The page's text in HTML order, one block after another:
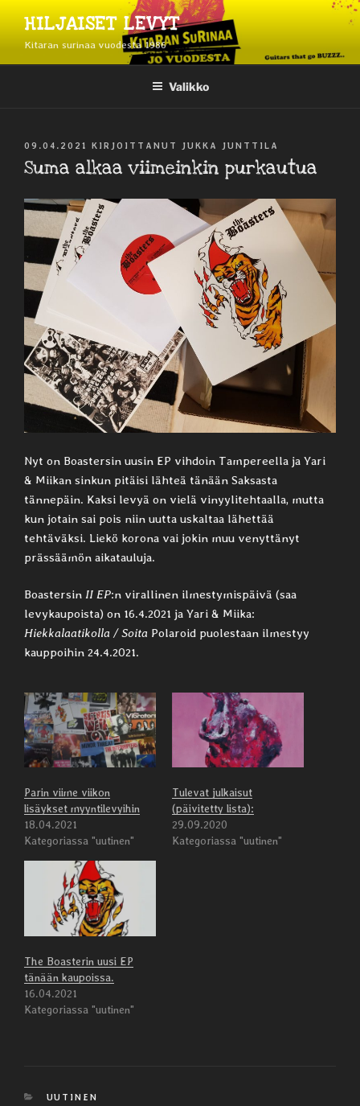
sisältöönHILJAISET LEVYT
Kitaran surinaa vuodesta 1986
Valikko
JULKAISTU
09.04.2021 KIRJOITTANUT JUKKA JUNTTILA
Suma alkaa viimeinkin purkautua
Nyt on Boastersin uusin EP vihdoin Tampereella ja Yari
& Miikan sinkun pitäisi lähteä tänään Saksasta
tännepäin. Kaksi levyä on vielä vinyylitehtaalla, mutta
kun jotain sai pois niin uutta uskaltaa lähettää
tehtäväksi. Liekö korona vai jokin muu venyttänyt
prässäämön aikatauluja.
Boastersin II EP:n virallinen ilmestymispäivä (saa
levykaupoista) on 16.4.2021 ja Yari & Miika:
Hiekkalaatikolla / Soita Polaroid puolestaan ilmestyy
kauppoihin 24.4.2021.
Parin viime viikon
lisäykset myyntilevyihin
18.04.2021
Kategoriassa "uutinen"
Tulevat julkaisut
(päivitetty lista):
29.09.2020
Kategoriassa "uutinen"
The Boasterin uusi EP
tänään kaupoissa.
16.04.2021
Kategoriassa "uutinen"
KATEGORIAT
UUTINEN